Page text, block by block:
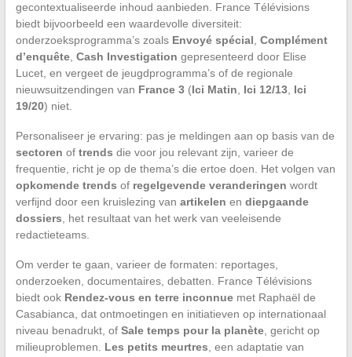
gecontextualiseerde inhoud aanbieden. France Télévisions
biedt bijvoorbeeld een waardevolle diversiteit:
onderzoeksprogramma’s zoals Envoyé spécial Complément
d’enquête, Cash Investigation gepresenteerd door Elise
Lucet, en vergeet de jeugdprogramma’s of de regionale
nieuwsuitzendingen van France 3(Ici Matin Ici 12/13, Ici
19/20) niet.
Personaliseer je ervaring: pas je meldingen aan op basis van de
sectoren of trends die voor jou relevant zijn, varieer de
frequentie, richt je op de thema’s die ertoe doen. Het volgen van
opkomende trends of regelgevende veranderingen wordt
verfijnd door een kruislezing van artikelen en diepgaande
dossiers , het resultaat van het werk van veeleisende
redactieteams.
Om verder te gaan, varieer de formaten: reportages,
onderzoeken, documentaires, debatten. France Télévisions
biedt ook Rendez-vous en terre inconnuemet Raphaël de
Casabianca, dat ontmoetingen en initiatieven op internationaal
niveau benadrukt, of Sale temps pour la planète, gericht op
milieuproblemen. Les petits meurtres , een adaptatie van